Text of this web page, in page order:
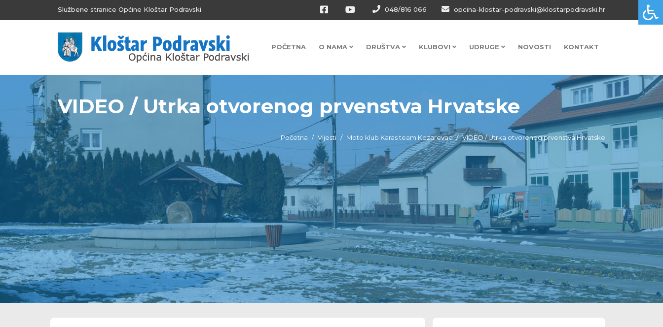
Službene stranice Općine Kloštar Podravski 048/816 066 opcina-klostar-podravski@klostarpodravski.hr
POČETNA O NAMA DRUŠTVA KLUBOVI UDRUGE NOVOSTI KONTAKT
VIDEO / Utrka otvorenog prvenstva Hrvatske
Početna Vijesti Moto klub Karas team Kozarevac VIDEO / Utrka otvorenog prvenstva Hrvatske